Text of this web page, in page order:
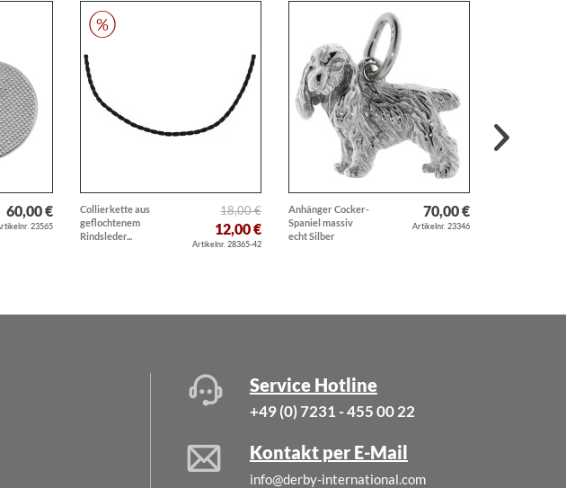
60,00 €
23565
Collierkette aus
geflochtenem
Rindsleder...
18,00 €
12,00 €
Artikelnr. 28365-42
Anhänger Cocker-
Spaniel massiv
echt Silber
70,00 €
Artikelnr. 23346
Service Hotline
+49 (0) 7231 - 455 00 22
Kontakt per E-Mail
info@derby-international.com